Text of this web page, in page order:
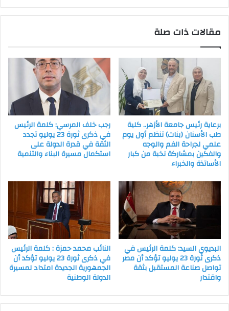
مقالات ذات صلة
برعاية رئيس جامعة الأزهر.. كلية
طب الأسنان (بنات) تنظم أول يوم
علمي لجراحة الفم والوجه
والفكين بمشاركة نخبة من كبار
الأساتذة والخبراء
رجب خلف المرسي: كلمة الرئيس
في ذكرى ثورة 23 يوليو تجدد
الثقة في قدرة الدولة على
استكمال مسيرة البناء والتنمية
البديوي السيد: كلمة الرئيس في
ذكرى ثورة 23 يوليو تؤكد أن مصر
تواصل صناعة المستقبل بثقة
واقتدار
النائب محمد حمزة : كلمة الرئيس
في ذكرى ثورة 23 يوليو تؤكد أن
الجمهورية الجديدة امتداد لمسيرة
الدولة الوطنية